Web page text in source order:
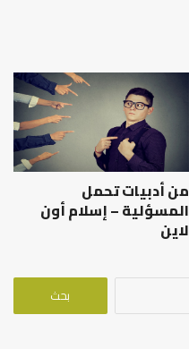
من أدبيات تحمل
المسؤلية – إسلام أون
لاين
البحث